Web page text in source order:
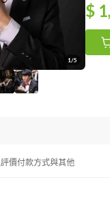
1/5
$
評價付款方式與其他